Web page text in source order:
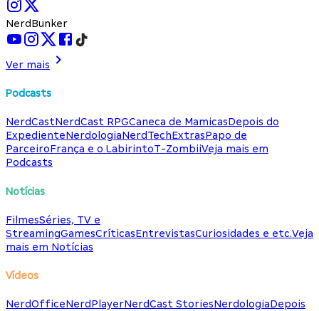
NerdBunker
Ver mais
Podcasts
NerdCastNerdCast RPGCaneca de MamicasDepois do
ExpedienteNerdologiaNerdTechExtrasPapo de
ParceiroFrança e o LabirintoT-ZombiiVeja mais em
Podcasts
Notícias
FilmesSéries, TV e
StreamingGamesCríticasEntrevistasCuriosidades e etc.Veja
mais em Notícias
Vídeos
NerdOfficeNerdPlayerNerdCast StoriesNerdologiaDepois